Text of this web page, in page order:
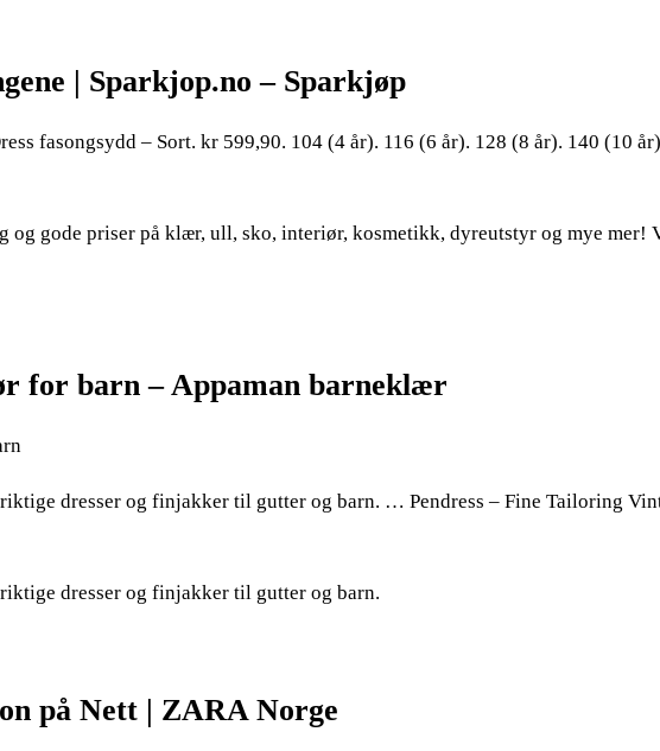
| Sparkjop.no – Sparkjøp
fasongsydd – Sort. kr 599,90. 104 (4 år). 116 (6 år). 128 (8 år). 140 (10
og gode priser på klær, ull, sko, interiør, kosmetikk, dyreutstyr og mye mer!
for barn – Appaman barneklær
dresser og finjakker til gutter og barn. … Pendress – Fine Tailoring
dresser og finjakker til gutter og barn.
på Nett | ZARA Norge